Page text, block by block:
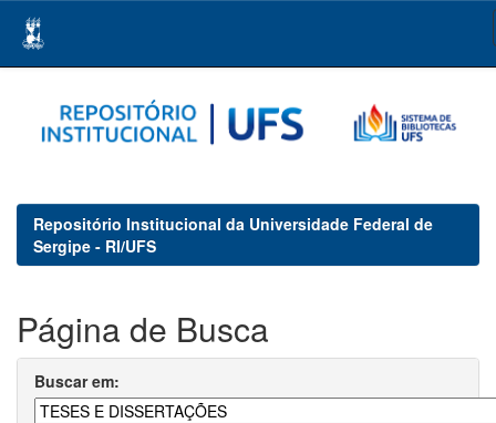
navigation
Repositório Institucional da Universidade Federal de
Sergipe - RI/UFS
Página de Busca
Buscar em: